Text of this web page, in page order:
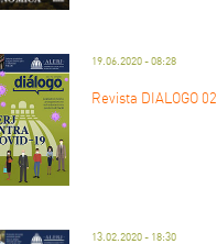
19.06.2020 - 08:28
Revista DIÁLOGO 02
13.02.2020 - 18:30